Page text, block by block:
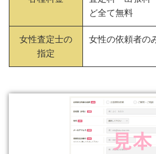
ど全て無料
女性査定士の
指定
女性の依頼者の